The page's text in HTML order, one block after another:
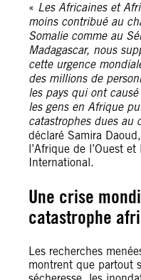
« Les Africaines et
moins contribué au
Somalie comme au
Madagascar, nous
cette urgence
des millions de
les pays qui ont
les gens en Afrique
catastrophes dues au
déclaré Samira
l’Afrique de l’Ouest
International.
Une crise
catastrophe
Les recherches
montrent que partout